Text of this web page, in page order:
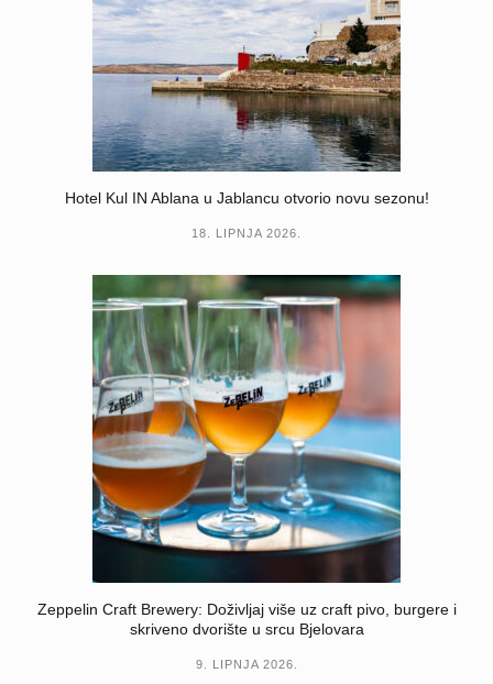
Hotel Kul IN Ablana u Jablancu otvorio novu sezonu!
18. LIPNJA 2026.
Zeppelin Craft Brewery: Doživljaj više uz craft pivo, burgere i
skriveno dvorište u srcu Bjelovara
9. LIPNJA 2026.